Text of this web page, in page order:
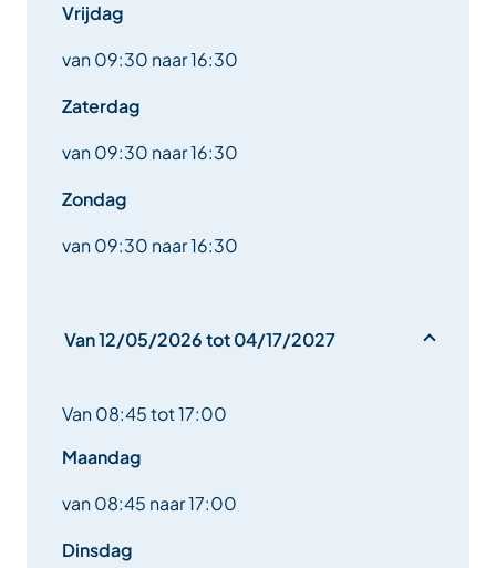
Vrijdag
van 09:30 naar 16:30
Zaterdag
van 09:30 naar 16:30
Zondag
van 09:30 naar 16:30
Van 12/05/2026 tot 04/17/2027
Van 08:45 tot 17:00
Maandag
van 08:45 naar 17:00
Dinsdag